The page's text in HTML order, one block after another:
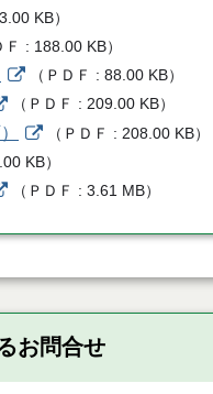
KB）
Ｆ 188.00 KB）
（ ＰＤＦ 88.00 KB）
（ ＰＤＦ 209.00 KB）
（ ＰＤＦ 208.00 KB）
KB）
（ ＰＤＦ 3.61 MB）
お問合せ